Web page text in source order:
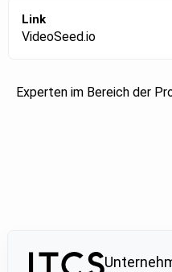
Link
VideoSeed.io
Experten im Bereich der